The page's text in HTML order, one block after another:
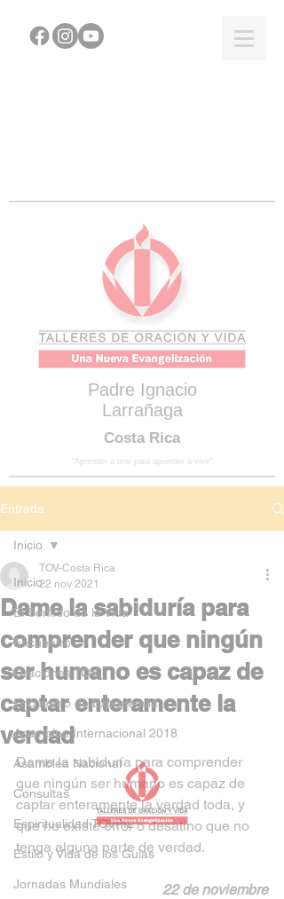
Padre Ignacio
Larrañaga
Costa Rica
“Aprender a orar para aprender a vivir”
Entrada
Inicio
El Sentido de la Vida
Encuentro
Oraciones TOV
Encuentro de Experiencia
Asamblea Internacional 2018
Asamblea Nacional
Consultas
Espiritualidad TOVPIL
Estilo y Vida de los Guías
Jornadas Mundiales
Inicio
Dame la sabiduría para
comprender que ningún
ser humano es capaz de
captar enteramente la
verdad
TOV-Costa Rica
22 nov 2021
Dame la sabiduría para comprender
que ningún ser humano es capaz de
captar enteramente la verdad toda, y
que no existe error o desatino que no
tenga alguna parte de verdad.
22 de noviembre